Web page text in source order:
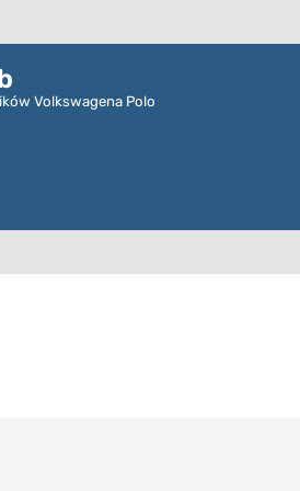
Volkswagena Polo